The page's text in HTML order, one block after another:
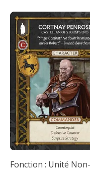
Fonction : Unité